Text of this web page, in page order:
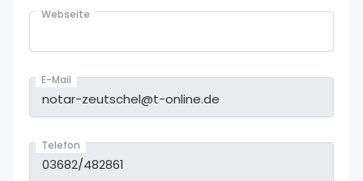
Webseite
E-Mail
Telefon